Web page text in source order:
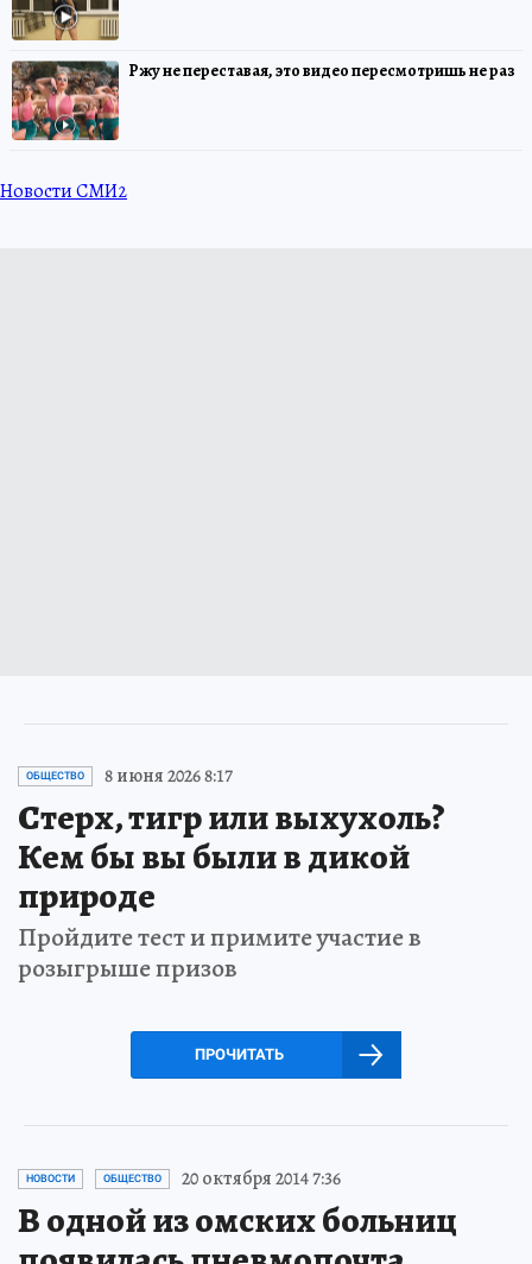
Ржу не переставая, это видео пересмотришь не раз
Новости СМИ2
ОБЩЕСТВО 8 июня 2026 8:17
Стерх, тигр или выхухоль?
Кем бы вы были в дикой
природе
Пройдите тест и примите участие в
розыгрыше призов
ПРОЧИТАТЬ
НОВОСТИ ОБЩЕСТВО 20 октября 2014 7:36
В одной из омских больниц